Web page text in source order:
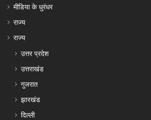
मीडिया के धुरंधर
राज्य
राज्य
उत्तर प्रदेश
उत्तराखंड
गुजरात
झारखंड
दिल्ली